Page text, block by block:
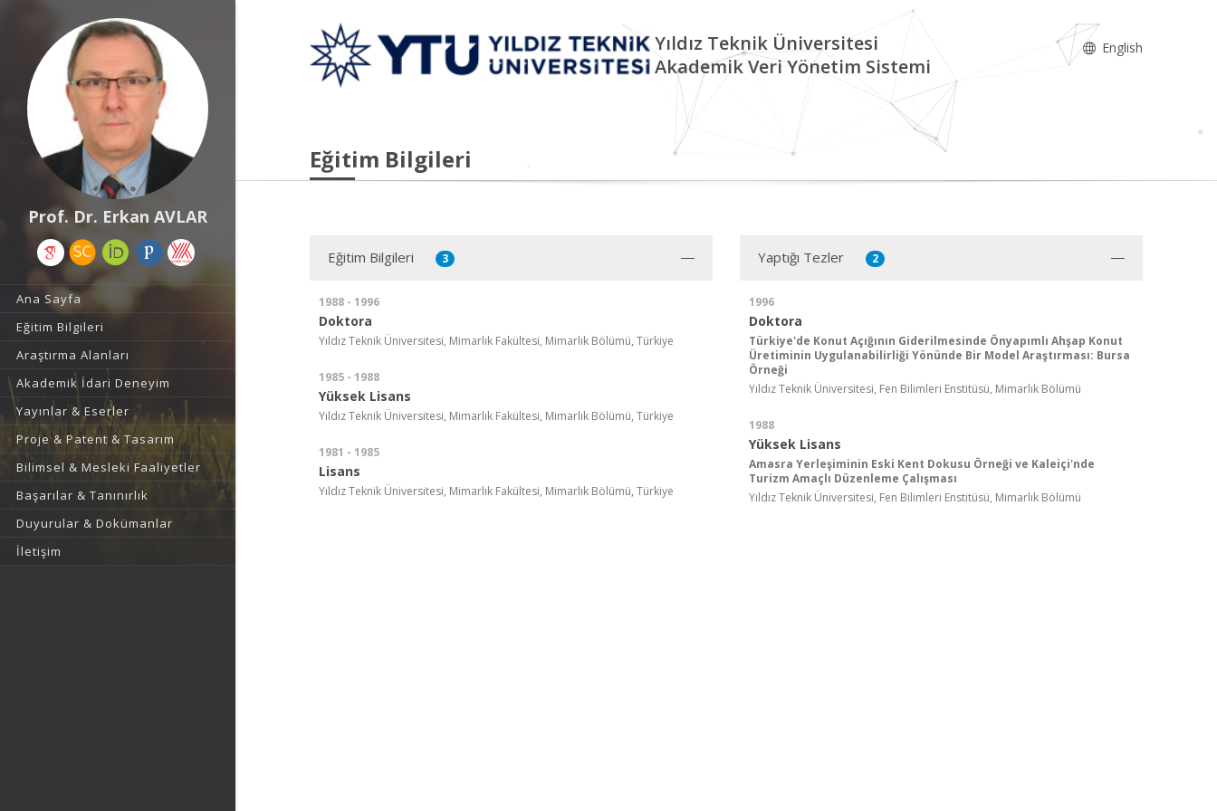
Prof. Dr. Erkan AVLAR
Ana Sayfa
Eğitim Bilgileri
Araştırma Alanları
Akademik İdari Deneyim
Yayınlar & Eserler
Proje & Patent & Tasarım
Bilimsel & Mesleki Faaliyetler
Başarılar & Tanınırlık
Duyurular & Dokümanlar
İletişim
Yıldız Teknik Üniversitesi
Akademik Veri Yönetim Sistemi
English
Eğitim Bilgileri
Eğitim Bilgileri 3
1988 - 1996
Doktora
Yıldız Teknik Üniversitesi, Mimarlık Fakültesi, Mimarlık Bölümü, Türkiye
1985 - 1988
Yüksek Lisans
Yıldız Teknik Üniversitesi, Mimarlık Fakültesi, Mimarlık Bölümü, Türkiye
1981 - 1985
Lisans
Yıldız Teknik Üniversitesi, Mimarlık Fakültesi, Mimarlık Bölümü, Türkiye
Yaptığı Tezler 2
1996
Doktora
Türkiye'de Konut Açığının Giderilmesinde Önyapımlı Ahşap Konut
Üretiminin Uygulanabilirliği Yönünde Bir Model Araştırması: Bursa
Örneği
Yıldız Teknik Üniversitesi, Fen Bilimleri Enstitüsü, Mimarlık Bölümü
1988
Yüksek Lisans
Amasra Yerleşiminin Eski Kent Dokusu Örneği ve Kaleiçi'nde
Turizm Amaçlı Düzenleme Çalışması
Yıldız Teknik Üniversitesi, Fen Bilimleri Enstitüsü, Mimarlık Bölümü